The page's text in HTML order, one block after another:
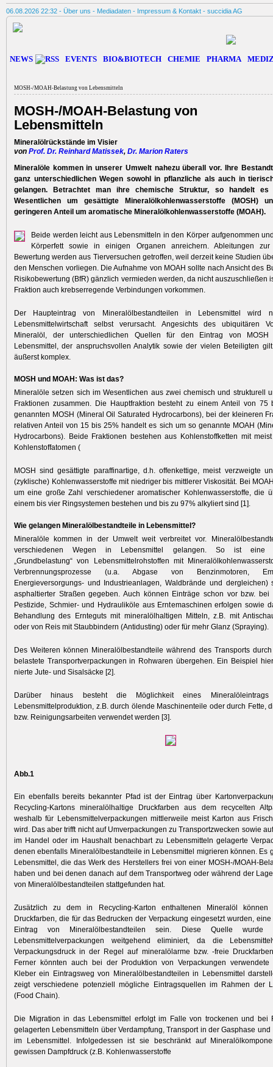
06.08.2026 22:32 - Über uns - Mediadaten - Impressum & Kontakt - succidia AG
NEWS EVENTS BIO&BIOTECH CHEMIE PHARMA
MOSH-/MOAH-Belastung von Lebensmitteln
MOSH-/MOAH-Belastung von
Lebensmitteln
Mineralölrückstände im Visier
von Prof. Dr. Reinhard Matissek, Dr. Marion Raters
Mineralöle kommen in unserer Umwelt ­nahezu überall vor. Ihre
ganz ­unterschiedlichen Wegen sowohl in pflanzliche als auch in
gelangen. ­Betrachtet man ihre chemische Struktur, so handelt
Wesentlichen um gesättigte Mineralölkohlenwasserstoffe (MOSH)
geringeren Anteil um aromatische Mineralölkohlenwasserstoffe (MOAH).
Beide werden leicht aus Lebensmitteln in den Körper aufgenommen
Körperfett sowie in einigen Organen anreichern. Ab­leitungen zur
Bewertung werden aus Tierversuchen getroffen, weil derzeit keine Studien
den Menschen vorliegen. Die Aufnahme von MOAH sollte nach Ansicht des
Risikobewertung (BfR) gänzlich vermieden werden, da nicht auszuschließen
Fraktion auch krebserregende Verbindungen vorkommen.
Der Haupteintrag von Mineralölbestand­teilen in Lebensmittel wird
Lebensmittel­wirtschaft selbst verursacht. Angesichts des ubiquitären
Mineralöl, der unterschiedlichen Quellen für den Eintrag von
Lebensmittel, der anspruchsvollen Analytik sowie der vielen Beteiligten
äußerst komplex.
MOSH und MOAH: Was ist das?
Mineralöle setzen sich im Wesentlichen aus zwei chemisch und strukturell
Frak­tionen zusammen. Die Hauptfraktion besteht zu einem Anteil von
genannten MOSH (Mineral Oil Saturated Hydrocarbons), bei der kleineren
relativen Anteil von 15 bis 25% handelt es sich um so genannte MOAH
Hydrocarbons). Beide Fraktionen bestehen aus Kohlen­stoffketten mit
Kohlenstoffatomen (
MOSH sind gesättigte paraffinartige, d.h. offen­kettige, meist verzweigte
(zyklische) Kohlenwasserstoffe mit niedriger bis mittlerer Viskosität. Bei
um eine große Zahl verschiedener aromatischer Kohlenwasserstoffe, die
einem bis vier Ringsystemen bestehen und bis zu 97% alkyliert sind [1].
Wie gelangen Mineralölbestandteile in Lebensmittel?
Mineralöle kommen in der Umwelt weit verbreitet vor.
verschiedenen Wegen in Lebensmittel gelangen. So ist eine
„Grundbelastung“ von Lebensmittelrohstoffen mit
Verbrennungsprozesse (u.a. Abgase von Benzinmotoren,
Energieversorgungs- und Industrieanlagen, Waldbrände und dergleichen)
asphaltierter Straßen gegeben. Auch können Einträge schon vor bzw.
Pestizide, Schmier- und Hydrauliköle aus Erntemaschinen erfolgen sowie
Behandlung des Ernteguts mit mineralölhaltigen Mitteln, z.B. mit
oder von Reis mit Staubbindern (Antidusting) oder für mehr Glanz (Spraying).
Des Weiteren können Mineralölbestandteile während des Transports
belastete Transportverpackungen in Rohwaren übergehen. Ein Beispiel
nierte Jute- und Sisalsäcke [2].
Darüber hinaus besteht die Möglichkeit eines
Lebensmittelproduktion, z.B. durch ölende Maschinenteile oder durch Fette,
bzw. Reinigungsarbeiten verwendet werden [3].
Abb.1
Ein ebenfalls bereits bekannter Pfad ist der Eintrag über
Recycling-Kartons mineralölhaltige Druckfarben aus dem recycelten
weshalb für Lebensmittelverpackungen mittlerweile meist Karton aus
wird. Das aber trifft nicht auf Umverpackungen zu Transportzwecken sowie
im Handel oder im Haushalt benachbart zu Lebensmitteln gelagerte
denen ebenfalls Mineralölbestandteile in Lebensmittel migrieren können. Es
Lebensmittel, die das Werk des Herstellers frei von einer MOSH-/MOAH-
haben und bei denen danach auf dem Transportweg oder während der
von Mineralölbestandteilen stattgefunden hat.
Zusätzlich zu dem in Recycling-Karton enthaltenen Mineralöl können
Druckfarben, die für das Bedrucken der Verpackung eingesetzt wurden,
Eintrag von Mineralölbestandteilen sein. Diese Quelle wurde
Lebensmittelverpackungen weitgehend eliminiert, da die
Verpackungsdruck in der Regel auf mineralölarme bzw. -freie
Ferner könnten auch bei der Produktion von Verpackungen verwendete
Kleber ein Eintragsweg von Mineralölbestandteilen in Lebensmittel
zeigt verschiedene potenziell mögliche Eintragsquellen im Rahmen der
(Food Chain).
Die Migration in das Lebensmittel erfolgt im Falle von trockenen und bei
gelagerten Lebensmitteln über Verdampfung, Transport in der Gasphase
im Lebensmittel. Infolgedessen ist sie beschränkt auf
gewissen Dampfdruck (z.B. Kohlenwasserstoffe